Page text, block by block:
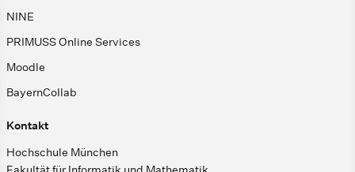
NINE
PRIMUSS Online Services
Moodle
BayernCollab
Kontakt
Hochschule München